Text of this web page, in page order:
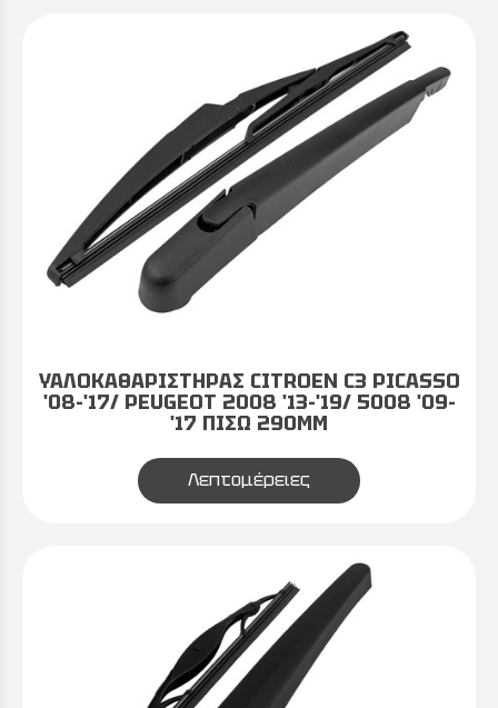
ΥΑΛΟΚΑΘΑΡΙΣΤΗΡΑΣ CITROEN C3 PICASSO
'08-'17/ PEUGEOT 2008 '13-'19/ 5008 '09-
'17 ΠΙΣΩ 290MM
Λεπτομέρειες